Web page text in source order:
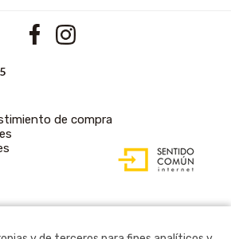
de compra
ACCESIBLE CON
GESTOR DE
CONTENIDOS